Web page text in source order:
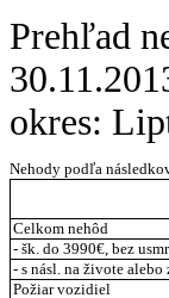
Prehľad
okres:
Nehody podľa
Celkom nehôd
- šk. do 3990€, bez
- s násl. na živote alebo
Požiar vozidiel